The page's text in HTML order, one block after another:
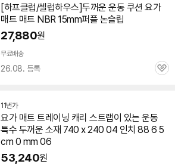
[하프클럽/셀럽하우스]두꺼운 운동 쿠션 요가
매트 매트 NBR 15mm퍼플 논슬립
27,880원
무료배송
26.08. 등록
관
11번가
요가 매트 트레이닝 캐리 스트랩이 있는 운동
특수 두꺼운 소재 740 x 240 04 인치 88 6 5
cm 0 mm 06
53,240원